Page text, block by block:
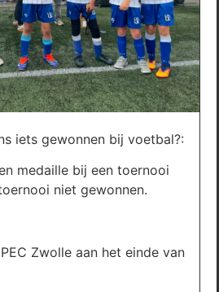
iets gewonnen bij voetbal?:
medaille bij een toernooi
niet gewonnen.
Zwolle aan het einde van